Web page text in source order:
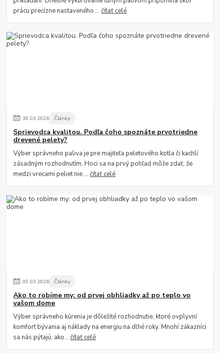
prácu precízne nastaveného ...čítať celé
30.03.2026 Články
Sprievodca kvalitou. Podľa čoho spoznáte prvotriedne
drevené pelety?
Výber správneho paliva je pre majiteľa peletového kotla či kachlí
zásadným rozhodnutím. Hoci sa na prvý pohľad môže zdať, že
medzi vrecami peliet nie ...čítať celé
09.03.2026 Články
Ako to robíme my: od prvej obhliadky až po teplo vo
vašom dome
Výber správneho kúrenia je dôležité rozhodnutie, ktoré ovplyvní
komfort bývania aj náklady na energiu na dlhé roky. Mnohí zákazníci
sa nás pýtajú, ako...čítať celé